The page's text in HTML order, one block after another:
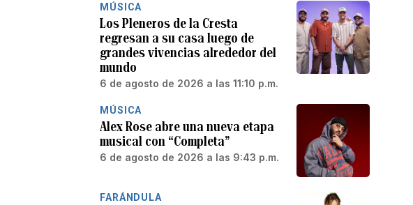
MÚSICA
Los Pleneros de la Cresta
regresan a su casa luego de
grandes vivencias alrededor del
mundo
6 de agosto de 2026 a las 11:10 p.m.
MÚSICA
Alex Rose abre una nueva etapa
musical con “Completa”
6 de agosto de 2026 a las 9:43 p.m.
FARÁNDULA